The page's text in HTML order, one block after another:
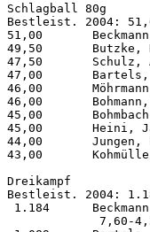
Schlagball 80g
Bestleist. 2004:
51,00
49,50
47,50       Schulz,
47,00
46,00
46,00
45,00
45,00       Heini,
44,00
43,00
Dreikampf
Bestleist. 2004:
1.184
7,60-